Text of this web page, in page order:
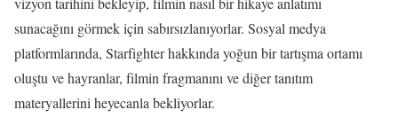
sunacağını görmek için sabırsızlanıyorlar. Sosyal medya
platformlarında, Starfighter hakkında yoğun bir tartışma ortamı
oluştu ve hayranlar, filmin fragmanını ve diğer tanıtım
materyallerini heyecanla bekliyorlar.